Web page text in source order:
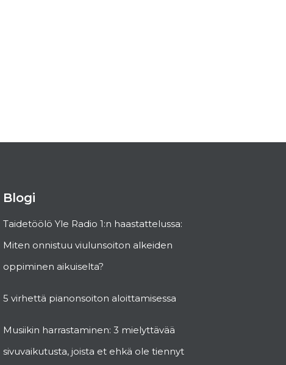
Blogi
Taidetöölö Yle Radio 1:n haastattelussa:
Miten onnistuu viulunsoiton alkeiden
oppiminen aikuiselta?
5 virhettä pianonsoiton aloittamisessa
Musiikin harrastaminen: 3 mielyttävää
sivuvaikutusta, joista et ehkä ole tiennyt